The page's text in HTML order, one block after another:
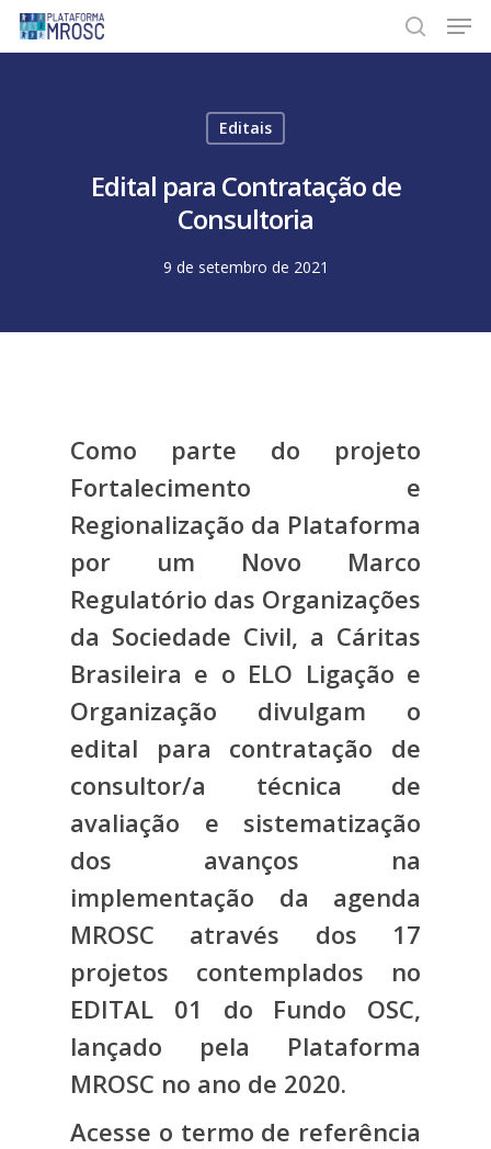
Skip
main
search
Editais
Edital para Contratação de
Consultoria
9 de setembro de 2021
Como parte do projeto
Fortalecimento e
Regionalização da Plataforma
por um Novo Marco
Regulatório das Organizações
da Sociedade Civil, a Cáritas
Brasileira e o ELO Ligação e
Organização divulgam o
edital para contratação de
consultor/a técnica de
avaliação e sistematização
dos avanços na
implementação da agenda
MROSC através dos 17
projetos contemplados no
EDITAL 01 do Fundo OSC,
lançado pela Plataforma
MROSC no ano de 2020.
Acesse o termo de referência